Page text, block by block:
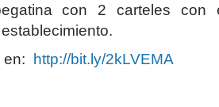
con 2 carteles
en: http://bit.ly/2kLVEMA